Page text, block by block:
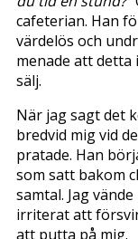
cafeterian. Han
värdelös och
menade att
sälj.
När jag sagt det
bredvid mig vid
pratade. Han
som satt bakom
samtal. Jag
irriterat att
att putta på mig.